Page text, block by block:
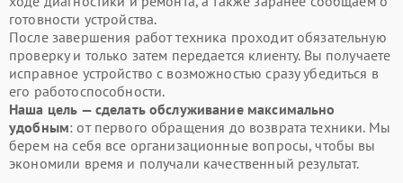
готовности устройства.
После завершения работ техника проходит обязательную
проверку и только затем передается клиенту. Вы получаете
исправное устройство с возможностью сразу убедиться в
его работоспособности.
Наша цель — сделать обслуживание максимально
удобным: от первого обращения до возврата техники. Мы
берем на себя все организационные вопросы, чтобы вы
экономили время и получали качественный результат.